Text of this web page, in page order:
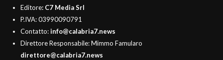
Editore: C7 Media Srl
P.IVA: 03990090791
Contatto:info@calabria7.news
Direttore Responsabile: Mimmo Famularo
direttore@calabria7.news